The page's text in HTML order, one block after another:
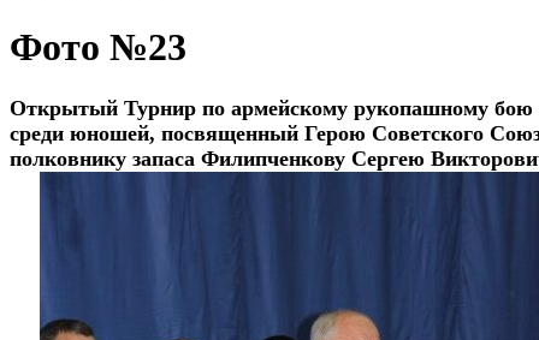
Фото №23
Открытый Турнир по армейскому рукопашному бою
среди юношей, посвященный Герою Советского
полковнику запаса Филипченкову Сергею